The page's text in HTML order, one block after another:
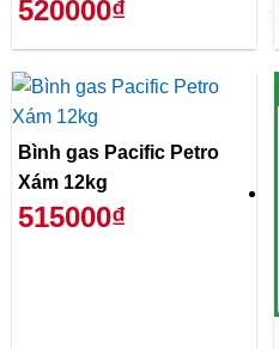
520000₫
Bình gas Pacific Petro
Xám 12kg
515000₫